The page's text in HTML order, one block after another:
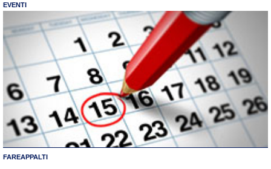
EVENTI
FAREAPPALTI